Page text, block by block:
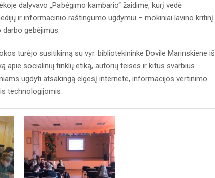
dalyvavo „Pabėgimo kambario“ žaidime, kurį vedė
ir informacinio raštingumo ugdymui – mokiniai lavino kritinį
gebėjimus.
turėjo susitikimą su vyr. bibliotekininke Dovile Marinskiene iš
apie socialinių tinklų etiką, autorių teises ir kitus svarbius
ugdyti atsakingą elgesį internete, informacijos vertinimo
technologijomis.